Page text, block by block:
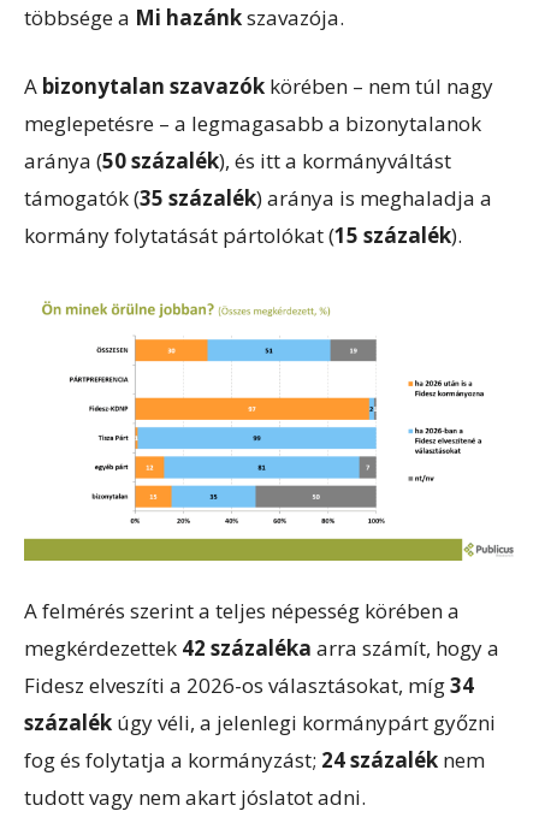
többsége a Mi hazánkszavazója.
A bizonytalan szavazók körében – nem túl nagy
meglepetésre – a legmagasabb a bizonytalanok
aránya (50 százalék), és itt a kormányváltást
támogatók (35 százalék) aránya is meghaladja a
kormány folytatását pártolókat (15 százalék).
A felmérés szerint a teljes népesség körében a
megkérdezettek 42 százaléka arra számít, hogy a
Fidesz elveszíti a 2026-os választásokat, míg34
százalék úgy véli, a jelenlegi kormánypárt győzni
fog és folytatja a kormányzást; 24 százalék nem
tudott vagy nem akart jóslatot adni.